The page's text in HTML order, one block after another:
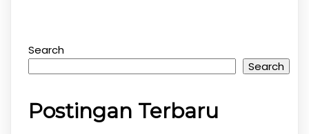
Search
Search
Postingan Terbaru